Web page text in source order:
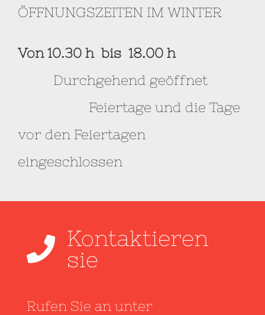
ÖFFNUNGSZEITEN IM WINTER
Von 10.30 h bis 18.00 h
Durchgehend geöffnet
Feiertage und die Tage
vor den Feiertagen
eingeschlossen
Kontaktieren
sie
Rufen Sie an unter